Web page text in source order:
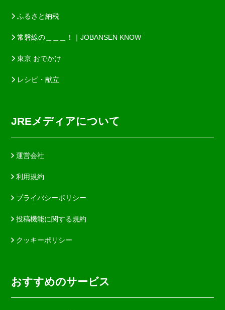
ふるさと納税
常磐線の＿＿＿！｜JOBANSEN KNOW
東京 おでかけ
レシピ・献立
JREメディアについて
運営会社
利用規約
プライバシーポリシー
投稿機能に関する規約
クッキーポリシー
おすすめのサービス